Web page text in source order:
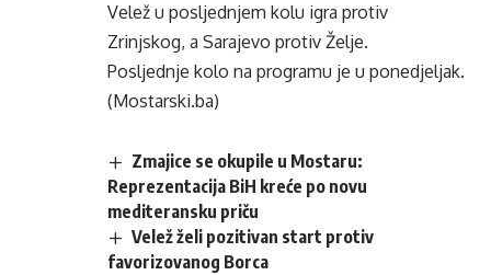
Velež u posljednjem kolu igra protiv
Zrinjskog, a Sarajevo protiv Želje.
Posljednje kolo na programu je u ponedjeljak.
(Mostarski.ba)
Zmajice se okupile u Mostaru:
Reprezentacija BiH kreće po novu
mediteransku priču
Velež želi pozitivan start protiv
favorizovanog Borca